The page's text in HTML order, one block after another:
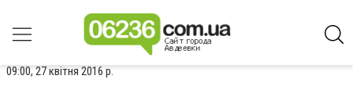
09:00, 27 квітня 2016 р.